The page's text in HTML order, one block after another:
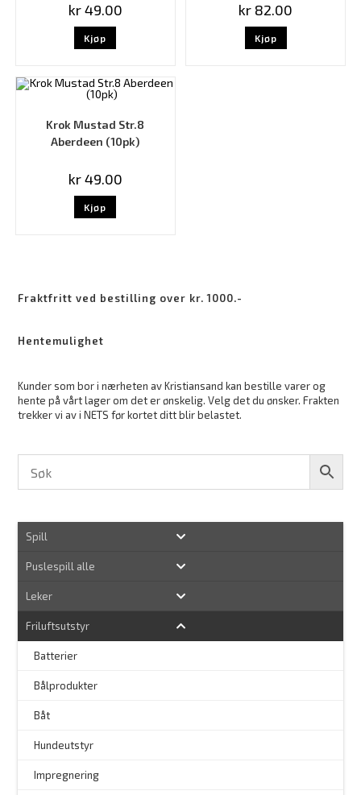
kr49.00
Kjøp
kr 82.00
Kjøp
Krok Mustad Str.8
Aberdeen (10pk)
kr49.00
Kjøp
Fraktfritt ved bestilling over kr. 1000.-
Hentemulighet
Kunder som bor i nærheten av Kristiansand kan bestille varer og
hente på vårt lager om det er ønskelig. Velg det du ønsker. Frakten
trekker vi av i NETS før kortet ditt blir belastet.
Spill
Puslespill alle
Leker
Friluftsutstyr
Batterier
Bålprodukter
Båt
Hundeutstyr
Impregnering